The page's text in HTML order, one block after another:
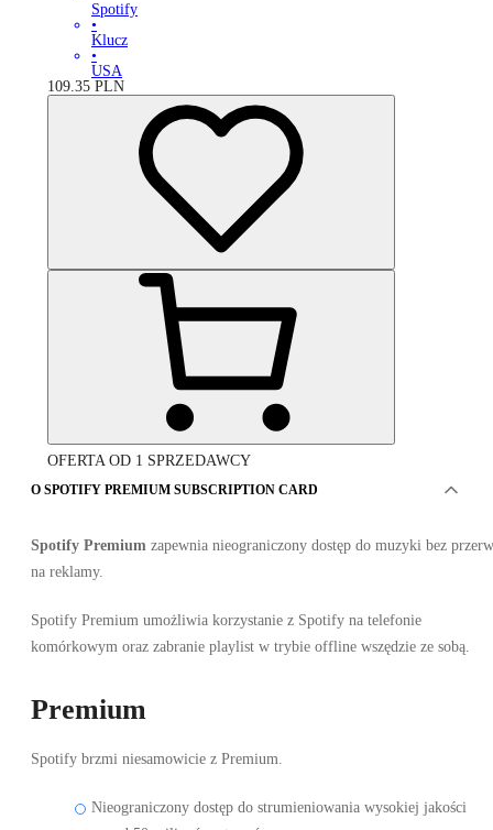
Spotify
•
Klucz
•
USA
109.35 PLN
OFERTA OD 1 SPRZEDAWCY
Spotify Premium Subscription Card Trial 3 miesiące
O SPOTIFY PREMIUM SUBSCRIPTION CARD
Spotify Premium zapewnia nieograniczony dostęp do muzyki bez
na reklamy.
Spotify Premium umożliwia korzystanie z Spotify na telefonie
komórkowym oraz zabranie playlist w trybie offline wszędzie ze sobą.
Premium
Spotify brzmi niesamowicie z Premium.
Nieograniczony dostęp do strumieniowania wysokiej jakości